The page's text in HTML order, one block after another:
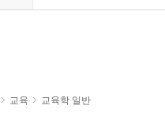
교육
교육학 일반